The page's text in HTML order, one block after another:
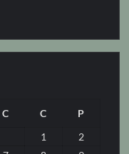
C C
P
1
2